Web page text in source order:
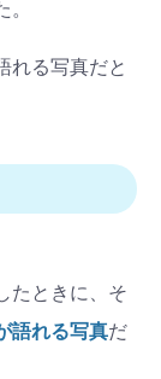
れる写真だと
たときに、そ
語れる写真だ